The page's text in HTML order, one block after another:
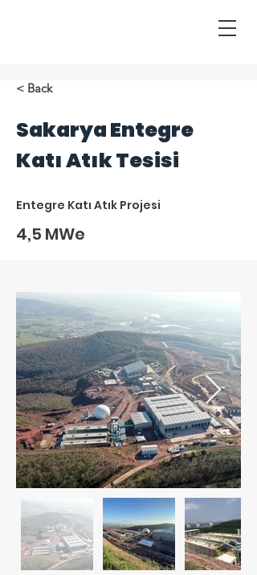
< Back
Sakarya Entegre
Katı Atık Tesisi
Entegre Katı Atık Projesi
4,5 MWe